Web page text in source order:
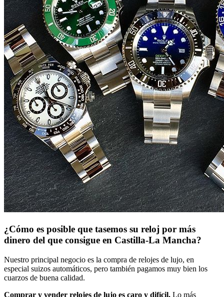
¿Cómo es posible que tasemos su reloj por más
dinero del que consigue en Castilla-La Mancha?
Nuestro principal negocio es la compra de relojes de lujo, en
especial suizos automáticos, pero también pagamos muy bien los
cuarzos de buena calidad.
Comprar y vender relojes de lujo es caro y difícil. Lo más